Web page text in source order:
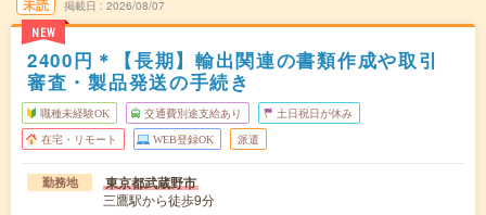
未読
NEW
掲載日 2026/08/07
2400円＊【長期】輸出関連の書類作成や取引
審査・製品発送の手続き
職種未経験OK 交通費別途支給あり 土日祝日が休み
在宅・リモート WEB登録OK 派遣
勤務地 東京都武蔵野市
三鷹駅から徒歩9分